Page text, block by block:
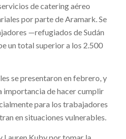
de catering aéreo
por parte de Aramark. Se
—refugiados de Sudán
un total superior a los 2.500
se presentaron en febrero, y
importancia de hacer cumplir
para los trabajadores
en situaciones vulnerables.